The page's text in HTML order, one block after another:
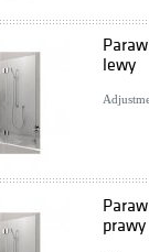
lewy
prawy